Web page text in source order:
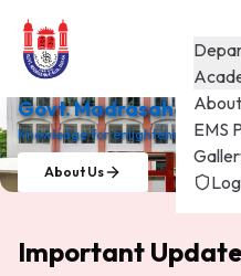
About
EMS
Govt. Madrasah-E-Alia
Knowledge for enlightenment.
About Us
Important